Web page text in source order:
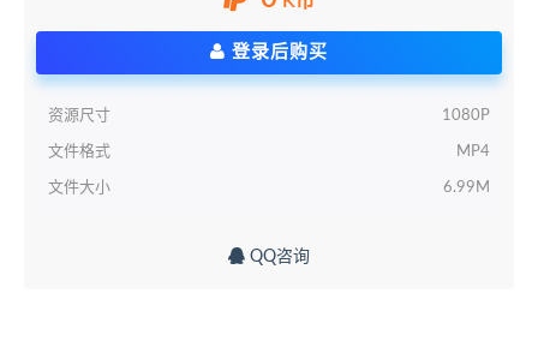
登录后购买
资源尺寸 1080P
文件格式 MP4
文件大小 6.99M
QQ咨询